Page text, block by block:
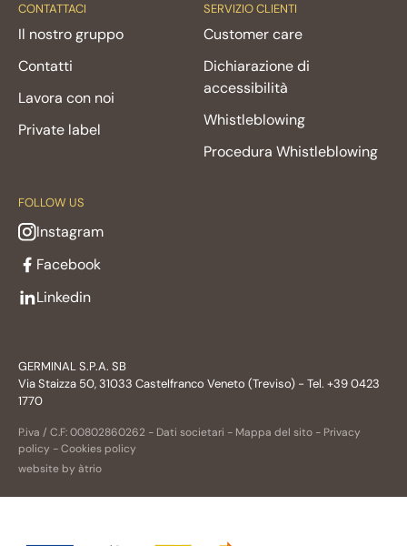
CONTATTACI
Il nostro gruppo
Contatti
Lavora con noi
Private label
SERVIZIO CLIENTI
Customer care
Dichiarazione di
accessibilità
Whistleblowing
Procedura Whistleblowing
FOLLOW US
Instagram
Facebook
Linkedin
GERMINAL S.P.A. SB
Via Staizza 50, 31033 Castelfranco Veneto (Treviso) - Tel. +39 0423
1770
P.iva / C.F: 00802860262 - Dati societari - Mappa del sito - Privacy
policy -Cookies policy
website by àtrio